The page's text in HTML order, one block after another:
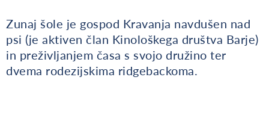
Zunaj šole je gospod Kravanja navdušen nad
psi (je aktiven član Kinološkega društva Barje)
in preživljanjem časa s svojo družino ter
dvema rodezijskima ridgebackoma.